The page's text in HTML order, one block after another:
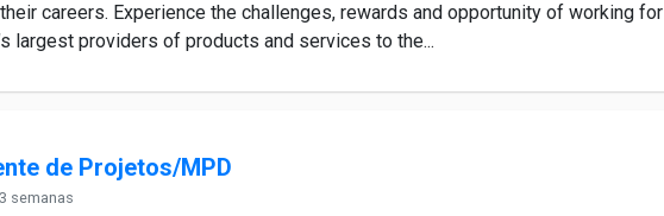
careers. Experience the challenges, rewards and opportunity of working for
largest providers of products and services to the...
de Projetos/MPD
semanas